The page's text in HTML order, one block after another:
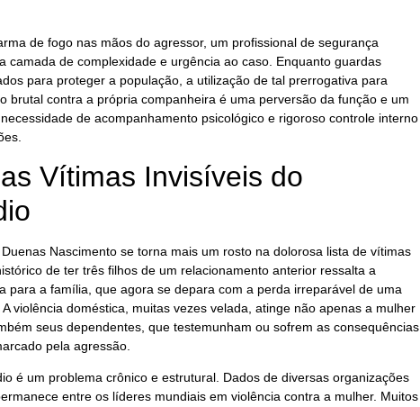
de fogo nas mãos do agressor, um profissional de segurança
camada de complexidade e urgência ao caso. Enquanto guardas
para proteger a população, a utilização de tal prerrogativa para
brutal contra a própria companheira é uma perversão da função e um
de acompanhamento psicológico e rigoroso controle interno
Vítimas Invisíveis do
Nascimento se torna mais um rosto na dolorosa lista de vítimas
de ter três filhos de um relacionamento anterior ressalta a
para a família, que agora se depara com a perda irreparável de uma
violência doméstica, muitas vezes velada, atinge não apenas a mulher
seus dependentes, que testemunham ou sofrem as consequências
pela agressão.
é um problema crônico e estrutural. Dados de diversas organizações
entre os líderes mundiais em violência contra a mulher. Muitos